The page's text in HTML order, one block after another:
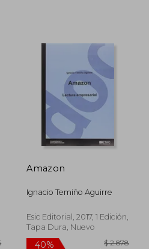
Amazon
Ignacio Temiño Aguirre
Esic Editorial, 2017, 1 Edición,
Tapa Dura, Nuevo